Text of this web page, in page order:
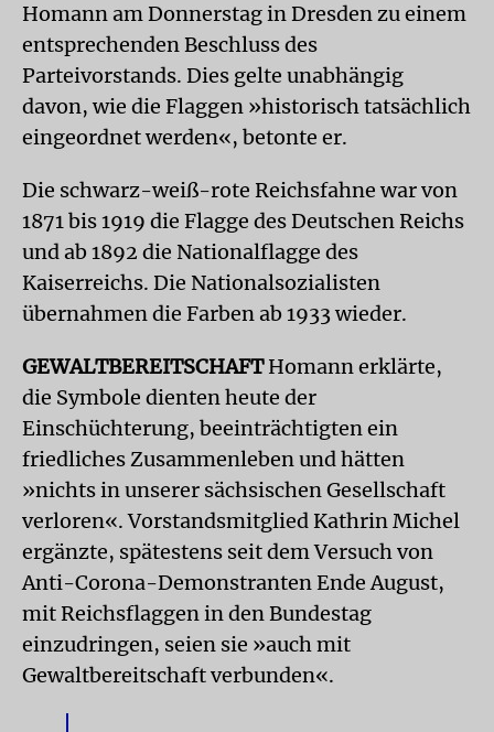
Homann am Donnerstag in Dresden zu einem
entsprechenden Beschluss des
Parteivorstands. Dies gelte unabhängig
davon, wie die Flaggen »historisch tatsächlich
eingeordnet werden«, betonte er.
Die schwarz-weiß-rote Reichsfahne war von
1871 bis 1919 die Flagge des Deutschen Reichs
und ab 1892 die Nationalflagge des
Kaiserreichs. Die Nationalsozialisten
übernahmen die Farben ab 1933 wieder.
GEWALTBEREITSCHAFTHomann erklärte,
die Symbole dienten heute der
Einschüchterung, beeinträchtigten ein
friedliches Zusammenleben und hätten
»nichts in unserer sächsischen Gesellschaft
verloren«. Vorstandsmitglied Kathrin Michel
ergänzte, spätestens seit dem Versuch von
Anti-Corona-Demonstranten Ende August,
mit Reichsflaggen in den Bundestag
einzudringen, seien sie »auch mit
Gewaltbereitschaft verbunden«.